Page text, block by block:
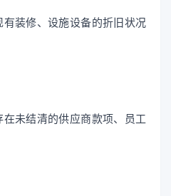
有装修、设施设备的折旧状况
在未结清的供应商款项、员工